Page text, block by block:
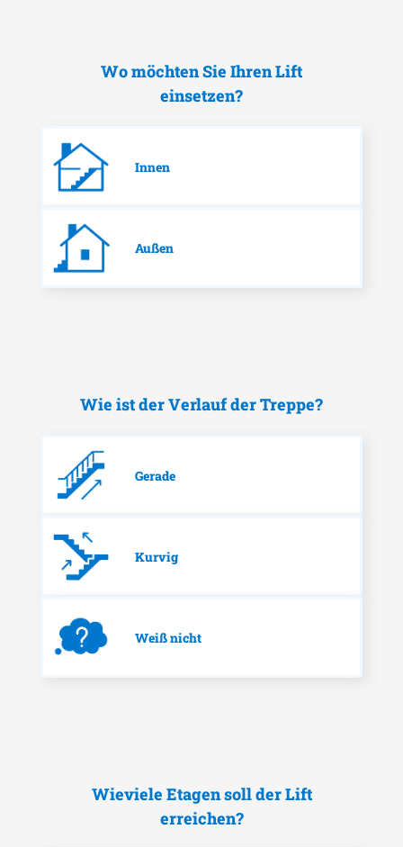
Wo möchten Sie Ihren Lift
einsetzen?
Innen
Außen
Wie ist der Verlauf der Treppe?
Gerade
Kurvig
Weiß nicht
Wieviele Etagen soll der Lift
erreichen?